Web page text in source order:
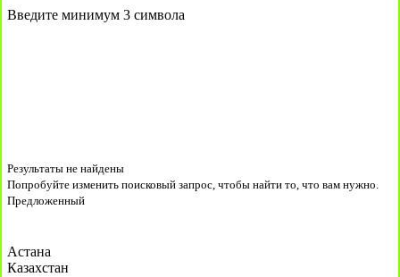
Введите минимум 3 символа
Результаты не найдены
Попробуйте изменить поисковый запрос, чтобы найти то, что вам нужно.
Предложенный
Астана
Казахстан